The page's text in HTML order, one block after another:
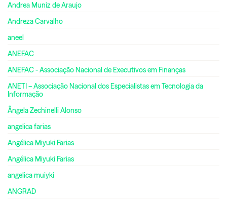
Andrea Muniz de Araujo
Andreza Carvalho
aneel
ANEFAC
ANEFAC - Associação Nacional de Executivos em Finanças
ANETI – Associação Nacional dos Especialistas em Tecnologia da
Informação
Ângela Zechinelli Alonso
angelica farias
Angélica Miyuki Farias
Angélica Miyuki Farias
angelica muiyki
ANGRAD